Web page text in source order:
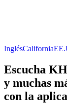
InglésCalifornia
Escucha
y muchas
con la